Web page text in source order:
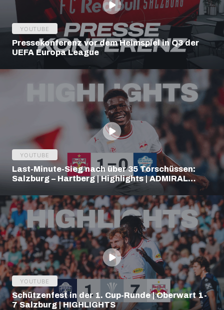
YOUTUBE
Pressekonferenz vor dem Heimspiel in Q3 der
UEFA Europa League
YOUTUBE
Last-Minute-Sieg nach über 35 Torschüssen:
Salzburg – Hartberg | Highlights | ADMIRAL
YOUTUBE
Schützenfest in der 1. Cup-Runde | Oberwart 1-
7 Salzburg | HIGHLIGHTS